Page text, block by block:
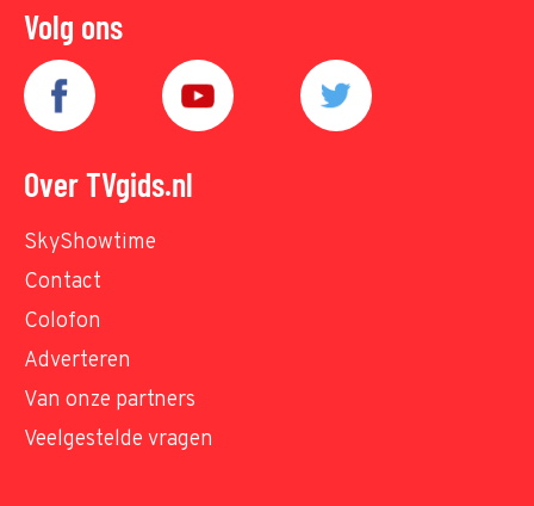
Volg ons
Over TVgids.nl
SkyShowtime
Contact
Colofon
Adverteren
Van onze partners
Veelgestelde vragen